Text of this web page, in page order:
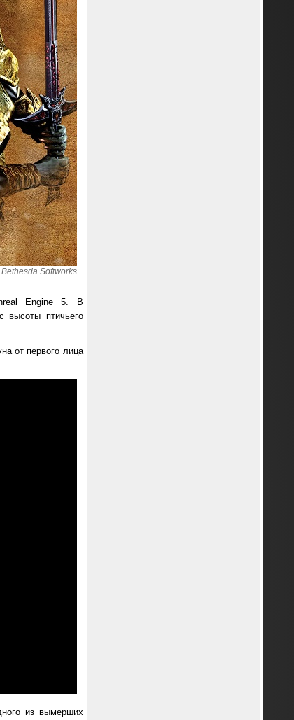
Softworks
Engine 5. В
высоты птичьего
от первого лица
из вымерших